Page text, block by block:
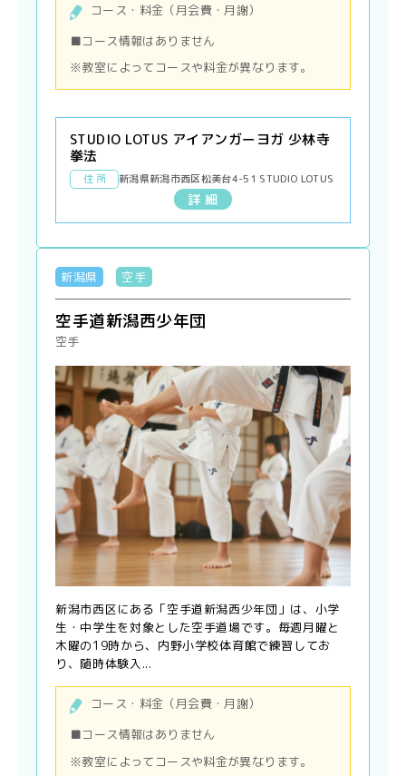
コース・料金（月会費・月謝）
■コース情報はありません
※教室によってコースや料金が異なります。
STUDIO LOTUS アイアンガーヨガ 少林寺
拳法
住 所 新潟県新潟市西区松美台4-51 STUDIO LOTUS
詳 細
新潟県 空手
空手道新潟西少年団
空手
新潟市西区にある「空手道新潟西少年団」は、小学
生・中学生を対象とした空手道場です。毎週月曜と
木曜の19時から、内野小学校体育館で練習してお
り、随時体験入...
コース・料金（月会費・月謝）
■コース情報はありません
※教室によってコースや料金が異なります。